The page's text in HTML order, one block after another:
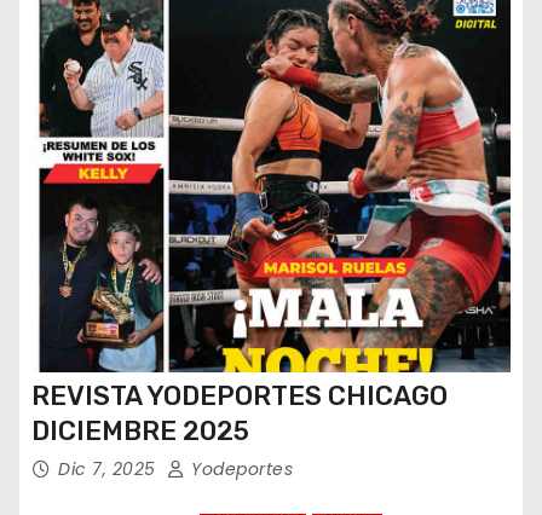
REVISTA YODEPORTES CHICAGO
DICIEMBRE 2025
Dic 7, 2025 Yodeportes